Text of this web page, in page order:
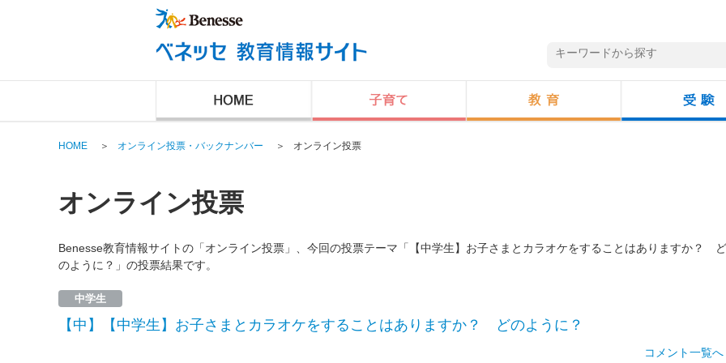
HOME ＞ オンライン投票・バックナンバー ＞ オンライン投票
オンライン投票
Benesse教育情報サイトの「オンライン投票」、今回の投票テーマ「【中学生】お子さまとカラオケをすることはありますか？ ど
のように？」の投票結果です。
中学生
【中】【中学生】お子さまとカラオケをすることはありますか？ どのように？
コメント一覧へ